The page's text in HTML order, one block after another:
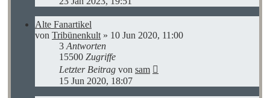
Alte Fanartikel
von Tribünenkult » 10 Jun 2020, 11:00
3 Antworten
15500 Zugriffe
Letzter Beitrag von sam
15 Jun 2020, 18:07